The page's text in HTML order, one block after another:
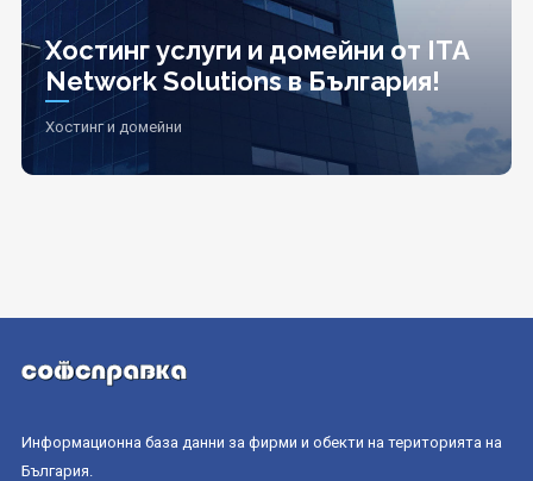
Хостинг услуги и домейни от ITA
Network Solutions в България!
Хостинг и домейни
Информационна база данни за фирми и обекти на територията на
България.